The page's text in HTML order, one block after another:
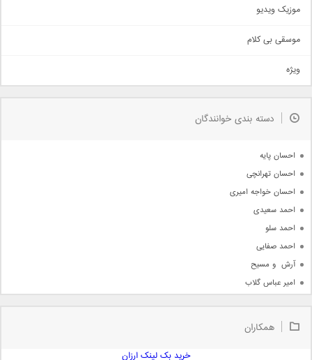
سنتی
اهنگ بندرعباسی
دمو
مذهبی
جدیدترین ها
موزیک ویدیو
موسقی بی کلام
ویژه
دسته بندی خوانندگان
احسان پایه
احسان تهرانچی
احسان خواجه امیری
احمد سعیدی
احمد سلو
احمد صفایی
آرش  و مسیح
امیر عباس گلاب
امیر علی
همکاران
خرید بک لینک ارزان